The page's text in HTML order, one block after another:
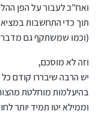
ואח"כ לעבור על הפן
תוך כדי התחשבות
(וכמו שמשתקף גם
וזה לא מוסכם,
יש הרבה שיבררו קודם
בהיעלמות מוחלטת
וממילא יטו תמיד יותר